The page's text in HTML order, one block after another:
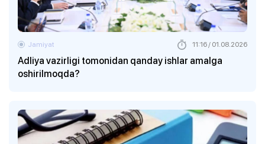
Adliya vazirligi tomonidan qanday ishlar amalga
oshirilmoqda?
Jamiyat 11:16 / 01.08.2026